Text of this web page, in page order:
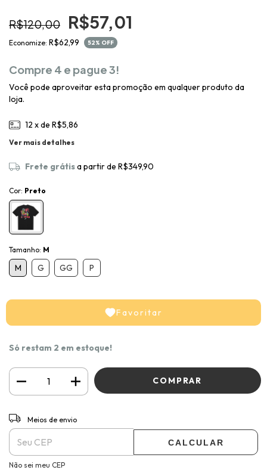
R$120,00 R$57,01
Economize: R$62,99 52% OFF
Compre 4 e pague 3!
Você pode aproveitar esta promoção em qualquer produto da
loja.
12 x de R$5,86
Ver mais detalhes
Frete grátisa partir de R$349,90
Cor: Preto
Tamanho: M
M G GG P
Favoritar
Só restam 2 em estoque!
Entregas para o CEP:
Meios de envio
CALCULAR
Não sei meu CEP